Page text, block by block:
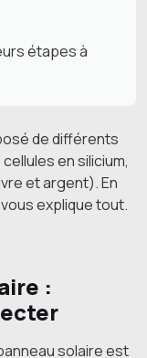
étapes à
de différents
en silicium,
et argent). En
explique tout.
:
solaire est